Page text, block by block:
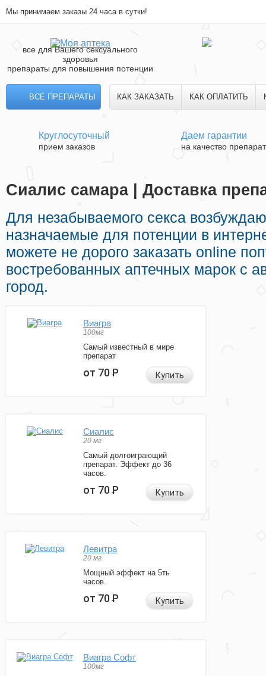
Мы принимаем заказы 24 часа в сутки!
все для Вашего сексуального
здоровья
препараты для повышения потенции
ВСЕ ПРЕПАРАТЫ КАК ЗАКАЗАТЬ КАК ОПЛАТИТЬ
Круглосуточный
прием заказов
Даем гарантии
на качество
Сиалис самара | Доставка
Для незабываемого секса
назначаемые для потенции в
можете не дорого заказать online
востребованных аптечных марок с
город.
Виагра
100мг
Самый известный в мире
препарат
от 70Р Купить
Сиалис
20 мг
Самый долгоиграющий
препарат. Эффект до 36
часов.
от 70Р Купить
Левитра
20 мг
Мощный эффект на 5ть
часов.
от 70Р Купить
Виагра Софт
100мг